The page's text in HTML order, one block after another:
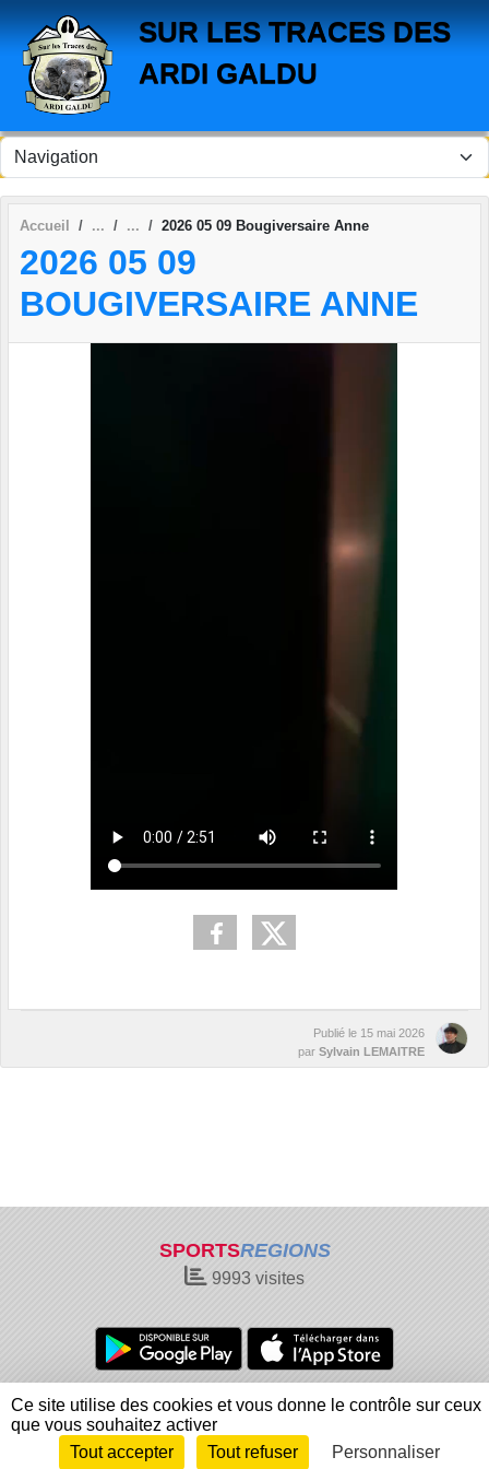
SUR LES TRACES DES
ARDI GALDU
Accueil 2026 05 09 Bougiversaire Anne
2026 05 09
BOUGIVERSAIRE ANNE
Publié le 15 mai 2026
par Sylvain LEMAITRE
SPORTSREGIONS
9993 visites
Charte cookies
Gestion des cookies
Informations légales
Signaler un contenu inapproprié
Envie de participer ?
Connexion
Panneau de gestion des cookies
Ce site utilise des cookies et vous donne le contrôle sur ceux
que vous souhaitez activer
Tout accepter
Tout refuser Personnaliser